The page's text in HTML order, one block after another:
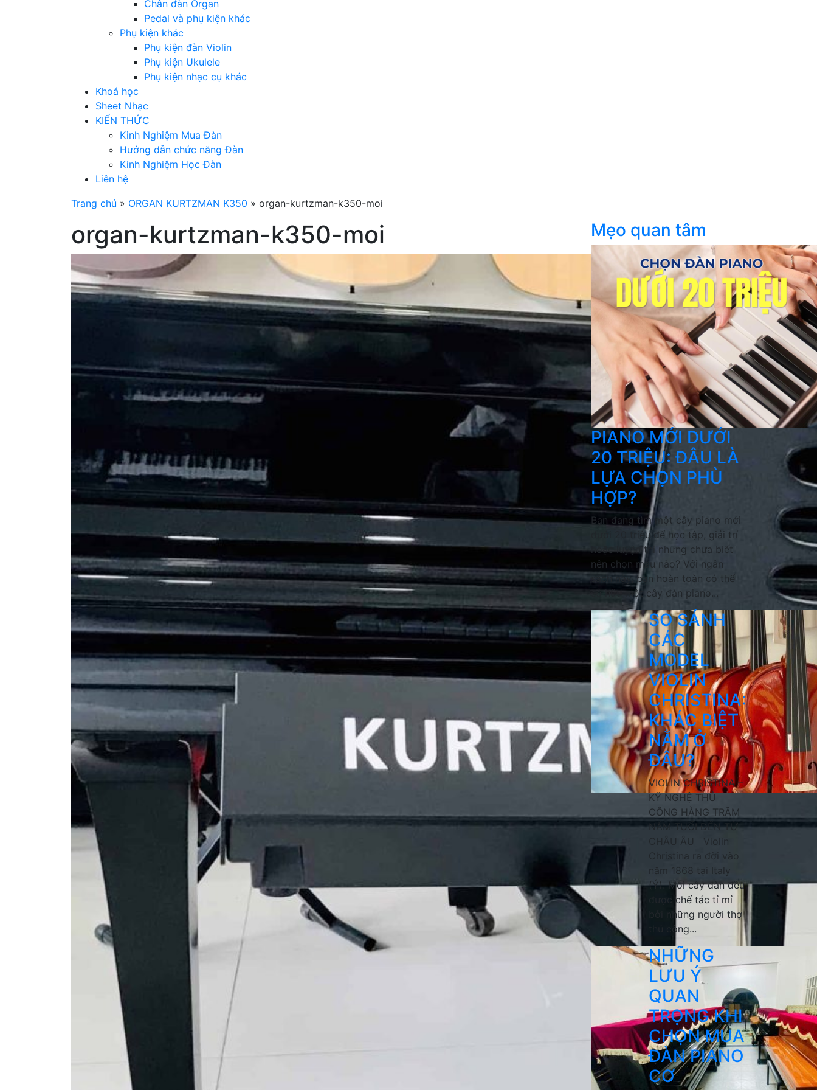
Chân đàn Organ
Pedal và phụ kiện khác
Phụ kiện khác
Phụ kiện đàn Violin
Phụ kiện Ukulele
Phụ kiện nhạc cụ khác
Khoá học
Sheet Nhạc
KIẾN THỨC
Kinh Nghiệm Mua Đàn
Hướng dẫn chức năng Đàn
Kinh Nghiệm Học Đàn
Liên hệ
Trang chủ » ORGAN KURTZMAN K350 » organ-kurtzman-k350-moi
organ-kurtzman-k350-moi Mẹo quan tâm
PIANO MỚI DƯỚI
20 TRIỆU: ĐÂU LÀ
LỰA CHỌN PHÙ
HỢP?
Bạn đang tìm một cây piano mới
dưới 20 triệu để học tập, giải trí
hoặc luyện thi nhưng chưa biết
nên chọn mẫu nào? Với ngân
sách này, bạn hoàn toàn có thể
sở hữu một cây đàn piano...
SO SÁNH
CÁC
MODEL
VIOLIN
CHRISTINA:
KHÁC BIỆT
NẰM Ở
ĐÂU?
VIOLIN CHRISTINA –
KỸ NGHỆ THỦ
CÔNG HÀNG TRĂM
NĂM TUỔI ĐẾN TỪ
CHÂU ÂU Violin
Christina ra đời vào
năm 1868 tại Italy
(Ý). Mỗi cây đàn đều
được chế tác tỉ mỉ
bởi những người thợ
thủ công...
NHỮNG
LƯU Ý
QUAN
TRỌNG KHI
CHỌN MUA
ĐÀN PIANO
CƠ